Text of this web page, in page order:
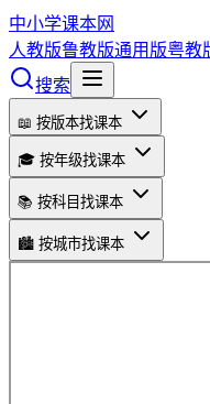
中小学课本网
人教版鲁教版通用版粤教
搜索
📖 按版本找课本
🎓 按年级找课本
📚 按科目找课本
🏙️ 按城市找课本